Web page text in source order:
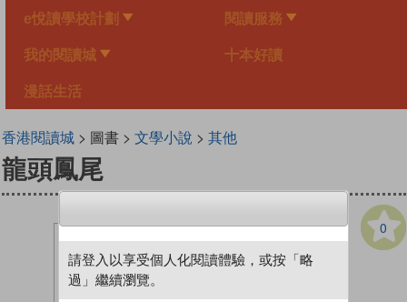
e悅讀學校計劃 閱讀服務
我的閱讀城 十本好讀
漫話生活
香港閱讀城> 圖書 > 文學小說 > 其他
龍頭鳳尾
0
請登入以享受個人化閱讀體驗，或按「略
過」繼續瀏覽。